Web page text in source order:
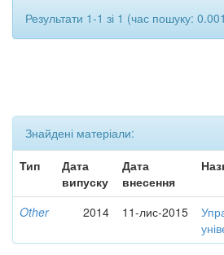
Результати 1-1 зі 1 (час пошуку:
Знайдені матеріали:
Тип
Дата
випуску
Дата
внесення
Other 2014 11-лис-2015